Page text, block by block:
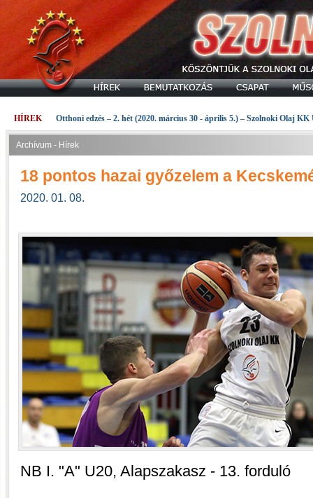
HÍREK Otthoni edzés – 2. hét (2020. március 30 - április 5.) – Szolnoki Olaj KK
Archívum - Hírek
18 pontos hazai győzelem a
2020. 01. 08.
NB I. "A" U20, Alapszakasz - 13. forduló